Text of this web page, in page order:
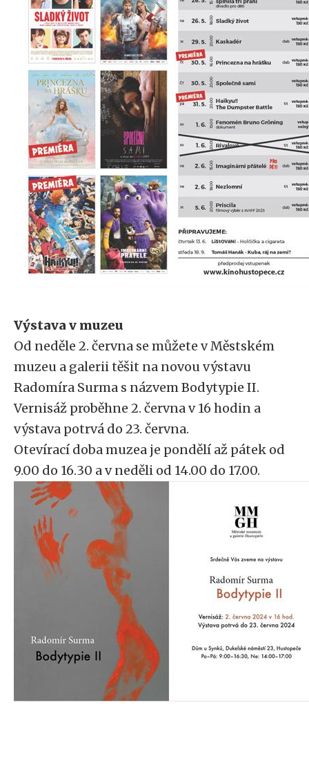
Výstava v muzeu
Od neděle 2. června se můžete v Městském
muzeu a galerii těšit na novou výstavu
Radomíra Surma s názvem Bodytypie II.
Vernisáž proběhne 2. června v 16 hodin a
výstava potrvá do 23. června.
Otevírací doba muzea je pondělí až pátek od
9.00 do 16.30 a v neděli od 14.00 do 17.00.